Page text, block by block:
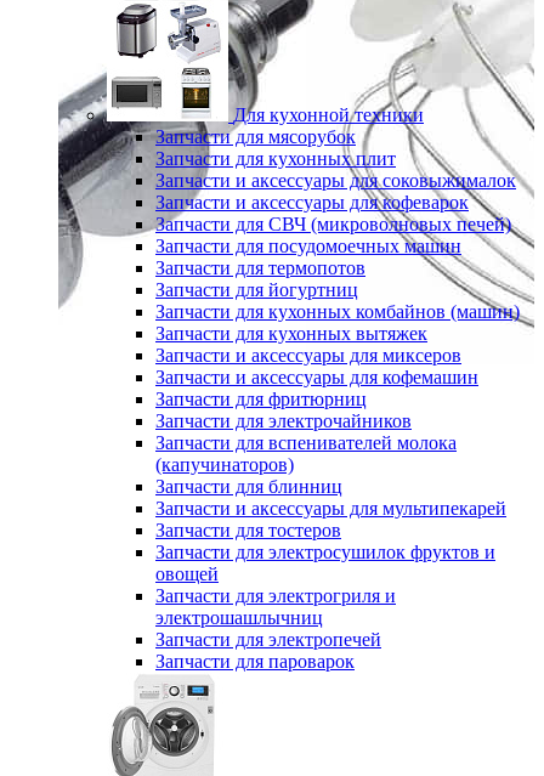
Для кухонной техники
Запчасти для мясорубок
Запчасти для кухонных плит
Запчасти и аксессуары для соковыжималок
Запчасти и аксессуары для кофеварок
Запчасти для СВЧ (микроволновых печей)
Запчасти для посудомоечных машин
Запчасти для термопотов
Запчасти для йогуртниц
Запчасти для кухонных комбайнов (машин)
Запчасти для кухонных вытяжек
Запчасти и аксессуары для миксеров
Запчасти и аксессуары для кофемашин
Запчасти для фритюрниц
Запчасти для электрочайников
Запчасти для вспенивателей молока
(капучинаторов)
Запчасти для блинниц
Запчасти и аксессуары для мультипекарей
Запчасти для тостеров
Запчасти для электросушилок фруктов и
овощей
Запчасти для электрогриля и
электрошашлычниц
Запчасти для электропечей
Запчасти для пароварок